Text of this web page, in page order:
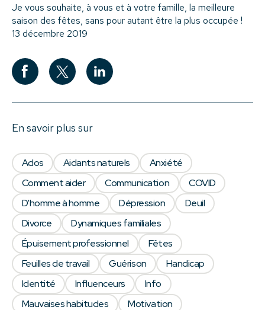
Je vous souhaite, à vous et à votre famille, la meilleure
saison des fêtes, sans pour autant être la plus occupée !
13 décembre 2019
En savoir plus sur
Ados Aidants naturels
Anxiété
Comment aider
Communication
COVID
D'homme à homme
Dépression
Deuil
Divorce
Dynamiques familiales
Épuisement professionnel
Fêtes
Feuilles de travail
Guérison
Handicap
Identité
Influenceurs
Info
Mauvaises habitudes
Motivation